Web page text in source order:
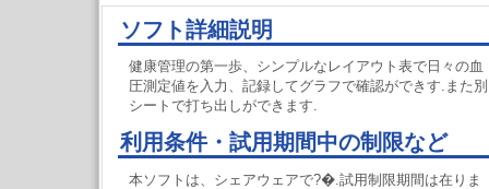
ソフト詳細説明
健康管理の第一歩、シンプルなレイアウト表で日々の血
圧測定値を入力、記録してグラフで確認ができす.また別
シートで打ち出しができます.
利用条件・試用期間中の制限など
本ソフトは、シェアウェアで?�.試用制限期間は在りま